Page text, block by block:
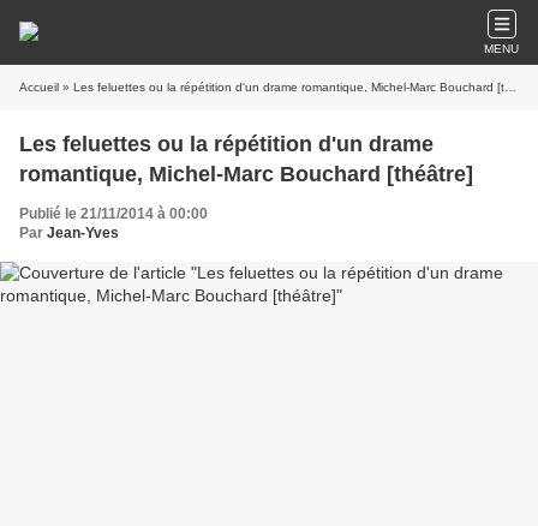
MENU
Accueil » Les feluettes ou la répétition d'un drame romantique, Michel-Marc Bouchard [théâtre]
Les feluettes ou la répétition d'un drame
romantique, Michel-Marc Bouchard [théâtre]
Publié le 21/11/2014 à 00:00
Par Jean-Yves